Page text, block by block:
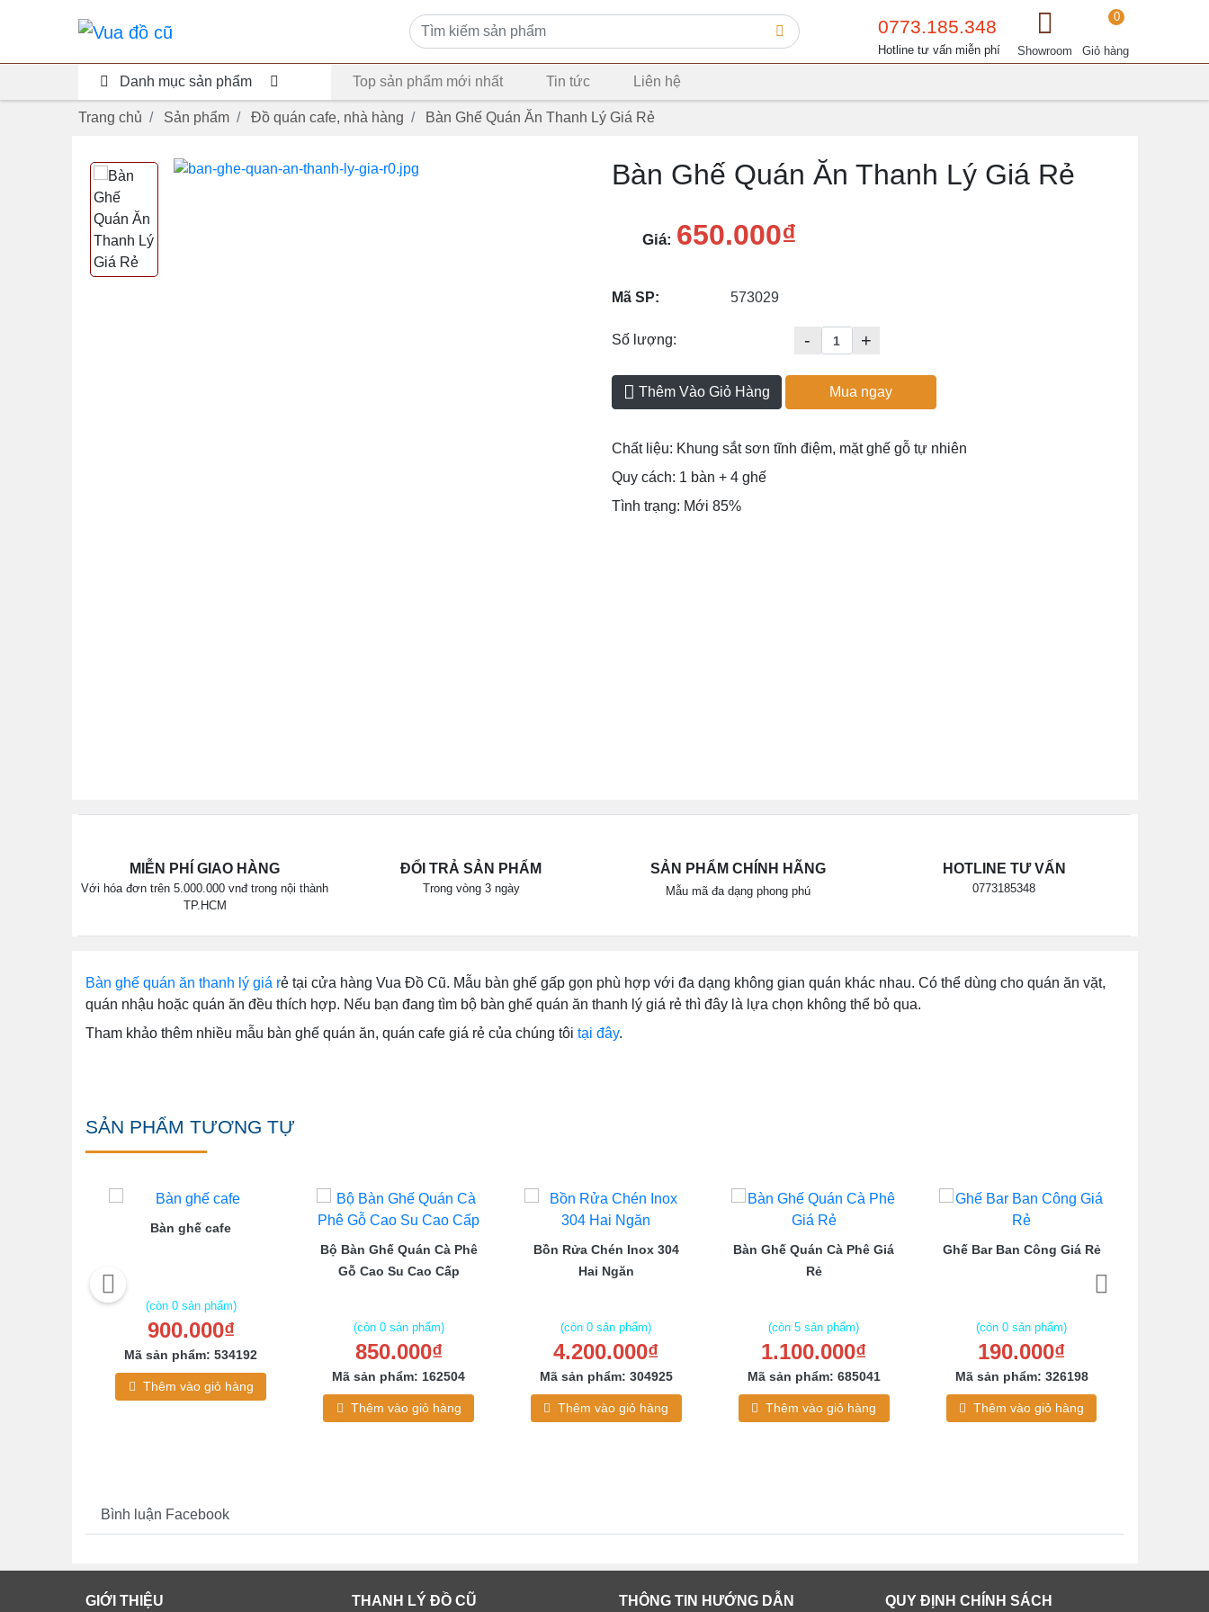
0
Giỏ hàng
Showroom
0773.185.348
Hotline tư vấn miễn phí
Danh mục sản phẩm Top sản phẩm mới nhất Tin tức Liên hệ
Trang chủ Sản phẩm Đồ quán cafe, nhà hàng Bàn Ghế Quán Ăn Thanh Lý Giá Rẻ
Bàn Ghế Quán Ăn Thanh Lý Giá Rẻ
Giá: 650.000₫
Mã SP: 573029
Số lượng: - +
Thêm Vào Giỏ Hàng Mua ngay
Chất liệu: Khung sắt sơn tĩnh điệm, mặt ghế gỗ tự nhiên
Quy cách: 1 bàn + 4 ghế
Tình trạng: Mới 85%
MIỄN PHÍ GIAO HÀNG
Với hóa đơn trên 5.000.000 vnđ trong nội thành
TP.HCM
ĐỔI TRẢ SẢN PHẨM
Trong vòng 3 ngày
SẢN PHẨM CHÍNH HÃNG
Mẫu mã đa dạng phong phú
HOTLINE TƯ VẤN
0773185348
Bàn ghế quán ăn thanh lý giá rẻ tại cửa hàng Vua Đồ Cũ. Mẫu bàn ghế gấp gọn phù hợp với đa dạng không gian quán khác nhau. Có thể dùng cho quán ăn vặt,
quán nhậu hoặc quán ăn đều thích hợp. Nếu bạn đang tìm bộ bàn ghế quán ăn thanh lý giá rẻ thì đây là lựa chọn không thể bỏ qua.
Tham khảo thêm nhiều mẫu bàn ghế quán ăn, quán cafe giá rẻ của chúng tôi tại đây.
SẢN PHẨM TƯƠNG TỰ
Bàn ghế cafe
(còn 0 sản phẩm)
900.000₫
Mã sản phẩm: 534192
Thêm vào giỏ hàng
Bộ Bàn Ghế Quán Cà Phê
Gỗ Cao Su Cao Cấp
(còn 0 sản phẩm)
850.000₫
Mã sản phẩm: 162504
Thêm vào giỏ hàng
Bồn Rửa Chén Inox 304
Hai Ngăn
(còn 0 sản phẩm)
4.200.000₫
Mã sản phẩm: 304925
Thêm vào giỏ hàng
Bàn Ghế Quán Cà Phê Giá
Rẻ
(còn 5 sản phẩm)
1.100.000₫
Mã sản phẩm: 685041
Thêm vào giỏ hàng
Ghế Bar Ban Công Giá Rẻ
(còn 0 sản phẩm)
190.000₫
Mã sản phẩm: 326198
Thêm vào giỏ hàng
Bình luận Facebook
GIỚI THIỆU THANH LÝ ĐỒ CŨ THÔNG TIN HƯỚNG DẪN QUY ĐỊNH CHÍNH SÁCH